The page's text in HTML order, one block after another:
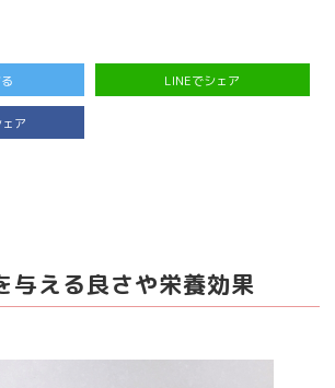
LINEでシェア
ア
与える良さや栄養効果